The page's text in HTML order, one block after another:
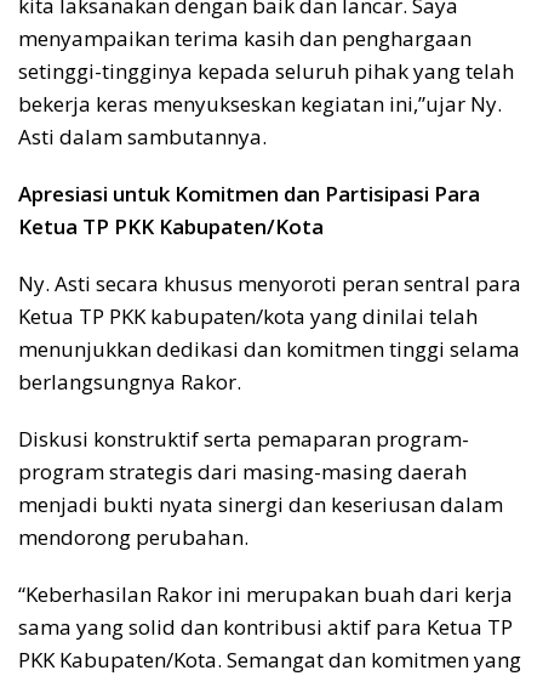
kita laksanakan dengan baik dan lancar. Saya
menyampaikan terima kasih dan penghargaan
setinggi-tingginya kepada seluruh pihak yang telah
bekerja keras menyukseskan kegiatan ini,”ujar Ny.
Asti dalam sambutannya.
Apresiasi untuk Komitmen dan Partisipasi Para
Ketua TP PKK Kabupaten/Kota
Ny. Asti secara khusus menyoroti peran sentral para
Ketua TP PKK kabupaten/kota yang dinilai telah
menunjukkan dedikasi dan komitmen tinggi selama
berlangsungnya Rakor.
Diskusi konstruktif serta pemaparan program-
program strategis dari masing-masing daerah
menjadi bukti nyata sinergi dan keseriusan dalam
mendorong perubahan.
“Keberhasilan Rakor ini merupakan buah dari kerja
sama yang solid dan kontribusi aktif para Ketua TP
PKK Kabupaten/Kota. Semangat dan komitmen yang